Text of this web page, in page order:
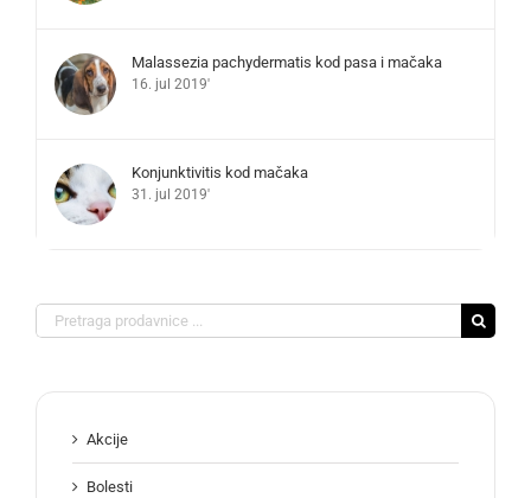
Malassezia pachydermatis kod pasa i mačaka
16. jul 2019'
Konjunktivitis kod mačaka
31. jul 2019'
Search
for:
Akcije
Bolesti